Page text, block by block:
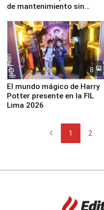
de mantenimiento sin
la UGEL 2
8
El mundo mágico de Harry
Potter presente en la FIL
Lima 2026
chevron_left 1 2